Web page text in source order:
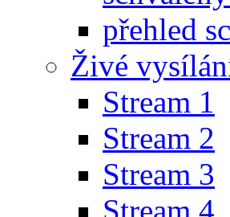
přehled
Živé
Stream 1
Stream 2
Stream 3